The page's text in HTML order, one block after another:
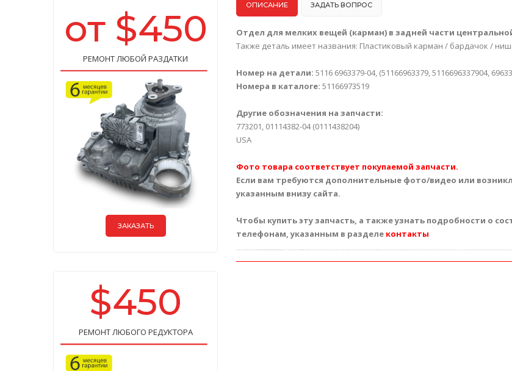
ОПИСАНИЕ ЗАДАТЬ ВОПРОС
Отдел для мелких вещей (карман) в задней части центральной
Также деталь имеет названия: Пластиковый карман / бардачок /
Номер на детали:5116 6963379-04, (51166963379, 5116696337904,
Номера в каталоге:51166973519
Другие обозначения на запчасти:
773201, 01114382-04 (0111438204)
USA
Фото товара соответствует покупаемой запчасти.
Если вам требуются дополнительные фото/видео или
указанным внизу сайта.
Чтобы купить эту запчасть, а также узнать подробности о
телефонам, указанным в разделе контакты
от $450
РЕМОНТ ЛЮБОЙ РАЗДАТКИ
ЗАКАЗАТЬ
$450
РЕМОНТ ЛЮБОГО РЕДУКТОРА